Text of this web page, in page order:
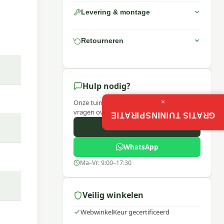
Levering & montage
Retourneren
Hulp nodig?
Onze tuinexperts helpen je graag bij
vragen over dit product.
WhatsApp
Ma–Vr: 9:00–17:30
Veilig winkelen
WebwinkelKeur gecertificeerd
GRATIS TUININSPIRATIE
×